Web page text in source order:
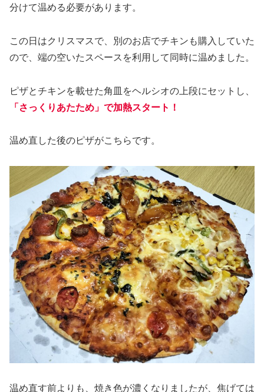
分けて温める必要があります。
この日はクリスマスで、別のお店でチキンも購入していた
ので、端の空いたスペースを利用して同時に温めました。
ピザとチキンを載せた角皿をヘルシオの上段にセットし、
「さっくりあたため」 で加熱スタート！
温め直した後のピザがこちらです。
温め直す前よりも、焼き色が濃くなりましたが、焦げては